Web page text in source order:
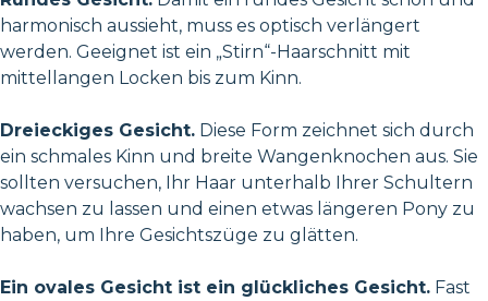
harmonisch aussieht, muss es optisch verlängert
werden. Geeignet ist ein „Stirn“-Haarschnitt mit
mittellangen Locken bis zum Kinn.
Dreieckiges Gesicht. Diese Form zeichnet sich durch
ein schmales Kinn und breite Wangenknochen aus. Sie
sollten versuchen, Ihr Haar unterhalb Ihrer Schultern
wachsen zu lassen und einen etwas längeren Pony zu
haben, um Ihre Gesichtszüge zu glätten.
Ein ovales Gesicht ist ein glückliches Gesicht. Fast